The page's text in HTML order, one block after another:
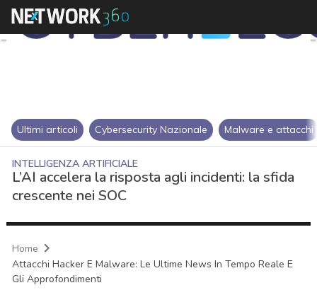
Ultimi articoli Cybersecurity Nazionale Malware e attacchi
INTELLIGENZA ARTIFICIALE
L’AI accelera la risposta agli incidenti: la sfida
crescente nei SOC
Home
Attacchi Hacker E Malware: Le Ultime News In Tempo Reale E
Gli Approfondimenti